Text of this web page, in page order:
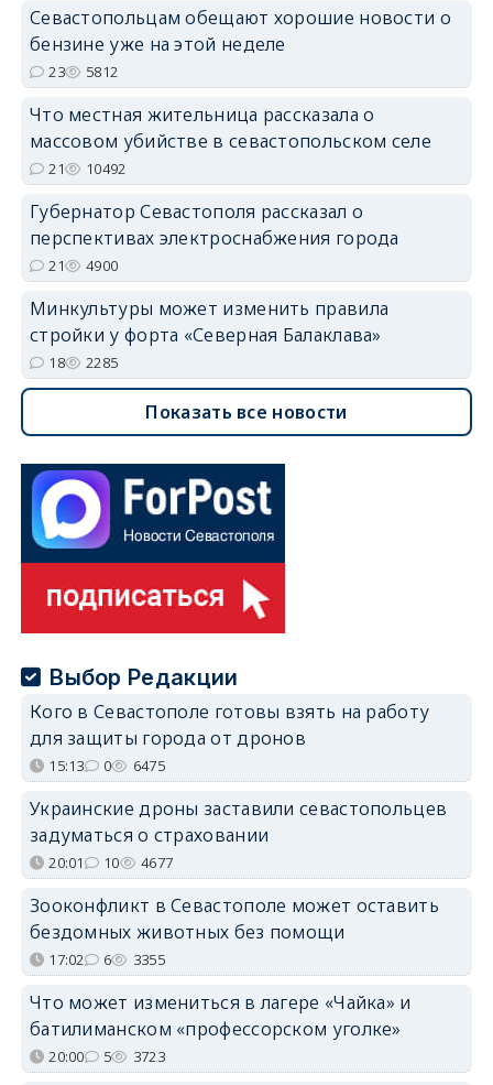
Севастопольцам обещают хорошие новости о
бензине уже на этой неделе
23 5812
Что местная жительница рассказала о
массовом убийстве в севастопольском селе
21 10492
Губернатор Севастополя рассказал о
перспективах электроснабжения города
21 4900
Минкультуры может изменить правила
стройки у форта «Северная Балаклава»
18 2285
Показать все новости
Выбор Редакции
Кого в Севастополе готовы взять на работу
для защиты города от дронов
15:13 0 6475
Украинские дроны заставили севастопольцев
задуматься о страховании
20:01 10 4677
Зооконфликт в Севастополе может оставить
бездомных животных без помощи
17:02 6 3355
Что может измениться в лагере «Чайка» и
батилиманском «профессорском уголке»
20:00 5 3723